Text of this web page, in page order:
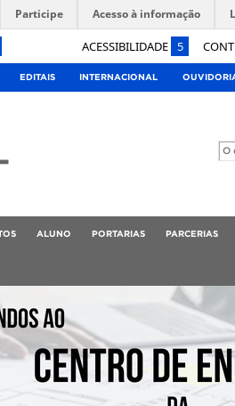
ACESSIBILIDADE 5
Participe Acesso à informação
EDITAIS INTERNACIONAL
ALUNO PORTARIAS PARCERIAS